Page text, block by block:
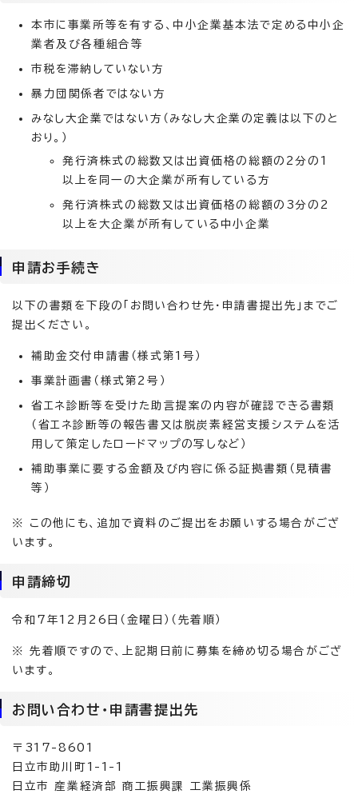
本市に事業所等を有する、中小企業基本法で定める中小企
業者及び各種組合等
市税を滞納していない方
暴力団関係者ではない方
みなし大企業ではない方（みなし大企業の定義は以下のと
おり。）
発行済株式の総数又は出資価格の総額の2分の1
以上を同一の大企業が所有している方
発行済株式の総数又は出資価格の総額の3分の2
以上を大企業が所有している中小企業
申請お手続き
以下の書類を下段の「お問い合わせ先・申請書提出先」までご
提出ください。
補助金交付申請書（様式第1号）
事業計画書（様式第2号）
省エネ診断等を受けた助言提案の内容が確認できる書類
（省エネ診断等の報告書又は脱炭素経営支援システムを活
用して策定したロードマップの写しなど）
補助事業に要する金額及び内容に係る証拠書類（見積書
等）
※ この他にも、追加で資料のご提出をお願いする場合がござ
います。
申請締切
令和7年12月26日（金曜日）（先着順）
※ 先着順ですので、上記期日前に募集を締め切る場合がござ
います。
お問い合わせ・申請書提出先
〒317-8601
日立市助川町1-1-1
日立市 産業経済部 商工振興課 工業振興係